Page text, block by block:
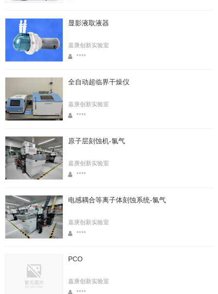
显影液取液器
嘉庚创新实验室
****
全自动超临界干燥仪
嘉庚创新实验室
****
原子层刻蚀机-氯气
嘉庚创新实验室
****
电感耦合等离子体刻蚀系统-氯气
嘉庚创新实验室
****
PCO
嘉庚创新实验室
****